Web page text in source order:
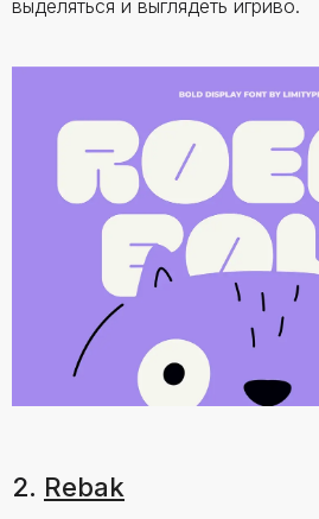
выделяться и выглядеть игриво.
2. Rebak